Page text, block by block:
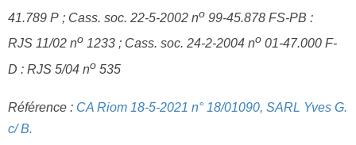
41.789 P ; Cass. soc. 22-5-2002 no 99-45.878 FS-PB :
RJS 11/02 no 1233 ; Cass. soc. 24-2-2004 no 01-47.000 F-
D : RJS 5/04 no 535
Référence : CA Riom 18-5-2021 n° 18/01090, SARL Yves G.
c/ B.